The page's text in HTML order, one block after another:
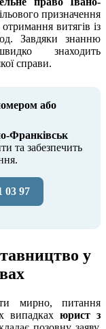
призначення
витягів із
Завдяки знанню
знаходить
справи.
або
Франківськ
та забезпечить
03 97
у
мирно, питання
випадках юрист з